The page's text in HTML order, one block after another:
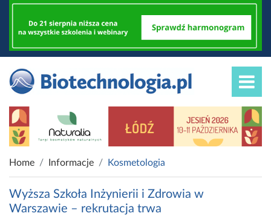
Home Informacje Kosmetologia
Wyższa Szkoła Inżynierii i Zdrowia w
Warszawie – rekrutacja trwa